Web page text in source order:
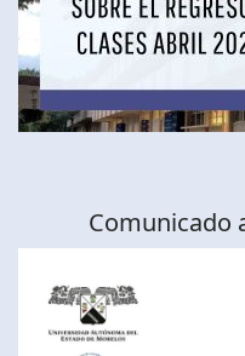
Comunicado